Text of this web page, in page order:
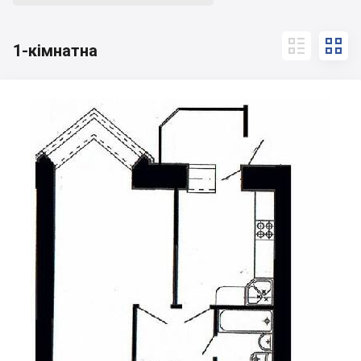
1-кімнатна  